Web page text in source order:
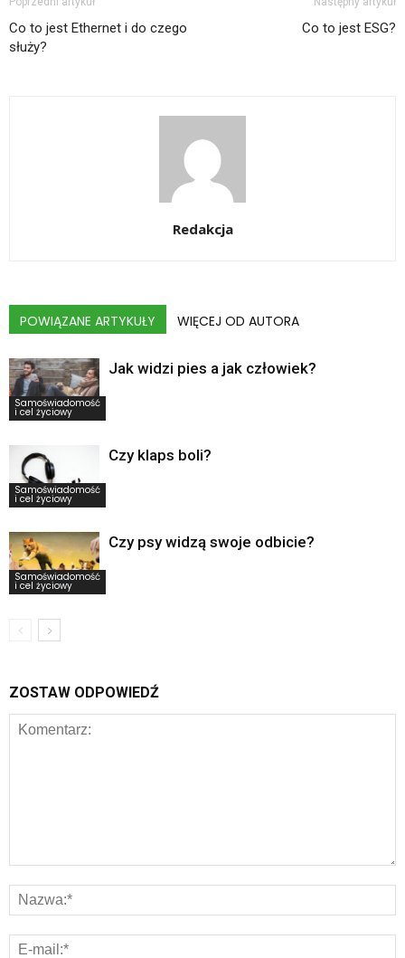
Co to jest Ethernet i do czego
służy?
Co to jest ESG?
Redakcja
POWIĄZANE ARTYKUŁY WIĘCEJ OD AUTORA
Samoświadomość
i cel życiowy
Jak widzi pies a jak człowiek?
Samoświadomość
i cel życiowy
Czy klaps boli?
Samoświadomość
i cel życiowy
Czy psy widzą swoje odbicie?
ZOSTAW ODPOWIEDŹ